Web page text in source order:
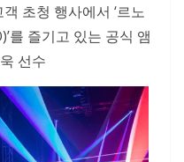
초청 행사에서 ‘르노
를 즐기고 있는 공식 앰
선수